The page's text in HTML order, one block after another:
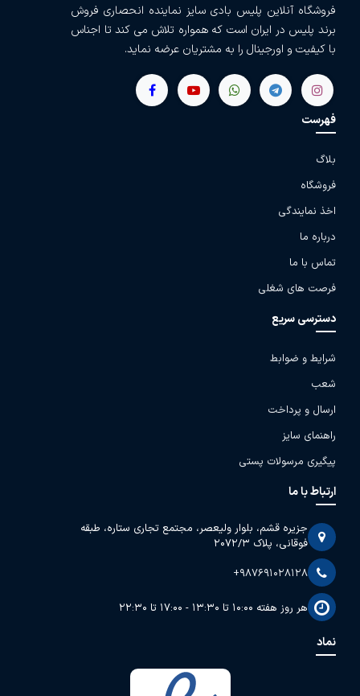
فروشگاه آنلاین پلیس بادی سایز نماینده انحصاری فروش
برند پلیس در ایران است که همواره تلاش می کند تا اجناس
با کیفیت و اورجینال را به مشتریان عرضه نماید.
فهرست
بلاگ
فروشگاه
اخذ نمایندگی
درباره ما
تماس با ما
فرصت های شغلی
دسترسی سریع
شرایط و ضوابط
شعب
ارسال و پرداخت
راهنمای سایز
پیگیری مرسولات پستی
ارتباط با ما
جزیره قشم، بلوار ولیعصر، مجتمع تجاری ستاره، طبقه
فوقانی، پلاک 2072/3
+987691028128
هر روز هفته 10:00 تا 13:30 - 17:00 تا 22:30
نماد